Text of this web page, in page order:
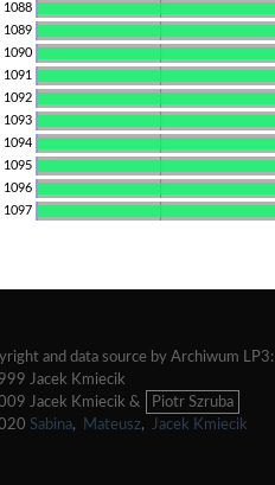
1088
1089
1090
1091
1092
1093
1094
1095
1096
1097
and data source by Archiwum LP3:
Jacek Kmiecik
Jacek Kmiecik &
Piotr Szruba
Sabina, Mateusz, Jacek Kmiecik